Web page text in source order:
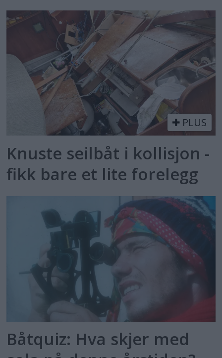
PLUS
Knuste seilbåt i kollisjon -
fikk bare et lite forelegg
Båtquiz: Hva skjer med